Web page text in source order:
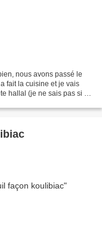
nous avons passé le
fait la cuisine et je vais
hallal (je ne sais pas si ça